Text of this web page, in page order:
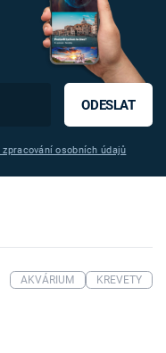
ODESLAT
osobních údajů
AKVÁRIUM KREVETY